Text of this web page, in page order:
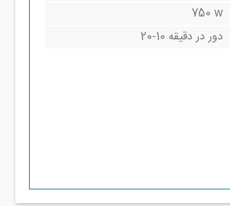
750 w
دور در دقیقه 10-20